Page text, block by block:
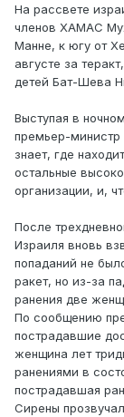
На рассвете
членов ХАМАС
Манне, к югу от
августе за
детей Бат-Шева
Выступая в
премьер-министр
знает, где
остальные
организации, и,
После
Израиля вновь
попаданий не
ракет, но из-за
ранения две
По сообщению
пострадавшие
женщина лет
ранениями в
пострадавшая
Сирены